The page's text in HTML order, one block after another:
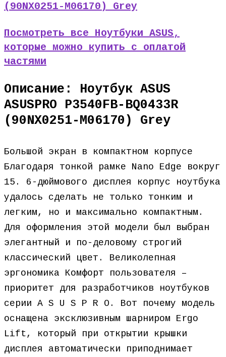
(90NX0251-M06170) Grey
Посмотреть все Ноутбуки ASUS,
которые можно купить с оплатой
частями
Описание: Ноутбук ASUS
ASUSPRO P3540FB-BQ0433R
(90NX0251-M06170) Grey
Большой экран в компактном корпусе
Благодаря тонкой рамке Nano Edge вокруг
15. 6-дюймового дисплея корпус ноутбука
удалось сделать не только тонким и
легким, но и максимально компактным.
Для оформления этой модели был выбран
элегантный и по-деловому строгий
классический цвет. Великолепная
эргономика Комфорт пользователя –
приоритет для разработчиков ноутбуков
серии A S U S P R O. Вот почему модель
оснащена эксклюзивным шарниром Ergo
Lift, который при открытии крышки
дисплея автоматически приподнимает